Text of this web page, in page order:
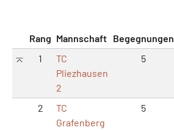
Rang Mannschaft Begegnungen
1
TC
Pliezhausen
2
5
2
TC
Grafenberg
5